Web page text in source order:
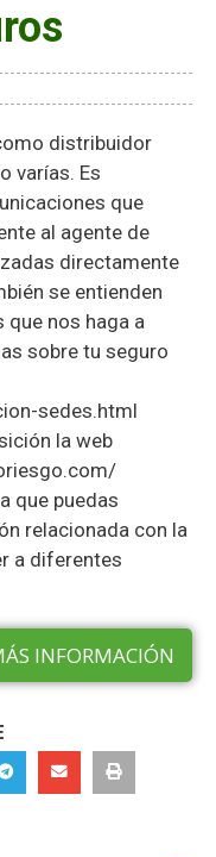
distribuidor
varías. Es
que
al agente de
directamente
se entienden
que nos haga a
sobre tu seguro
sedes.html
la web
que puedas
relacionada con la
a diferentes
INFORMACIÓN